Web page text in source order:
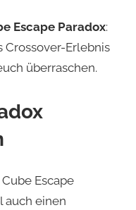
Escape Paradox:
Crossover-Erlebnis
überraschen.
Escape
auch einen